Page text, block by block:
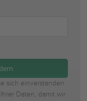
sich einverstanden
Daten, damit wir